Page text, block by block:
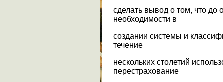
сделать вывод о том, что до
необходимости в
создании системы и
течение
нескольких столетий
перестрахование